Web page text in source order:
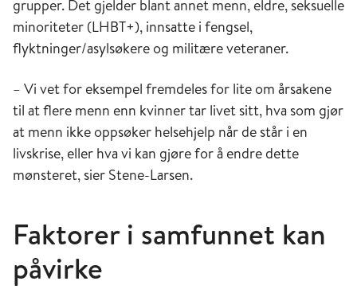
grupper. Det gjelder blant annet menn, eldre, seksuelle
minoriteter (LHBT+), innsatte i fengsel,
flyktninger/asylsøkere og militære veteraner.
– Vi vet for eksempel fremdeles for lite om årsakene
til at flere menn enn kvinner tar livet sitt, hva som gjør
at menn ikke oppsøker helsehjelp når de står i en
livskrise, eller hva vi kan gjøre for å endre dette
mønsteret, sier Stene-Larsen.
Faktorer i samfunnet kan
påvirke